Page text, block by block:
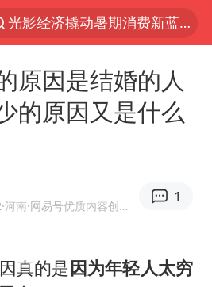
宁夏运动会开幕
微信又有新功能，你可以“撤回”你的撤回了！
新疆优化调整景区内自驾服务费
老挝国会主席赛宋蓬逝世
杭州全市有序停课
原因是结婚的人
的原因又是什么
·河南 ·网易号优质内容创作者
1
真的是因为年轻人太穷